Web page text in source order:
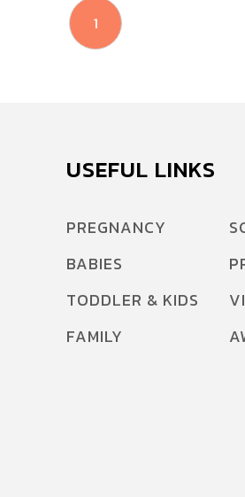
1
USEFUL LINKS
PREGNANCY
BABIES
TODDLER & KIDS
FAMILY